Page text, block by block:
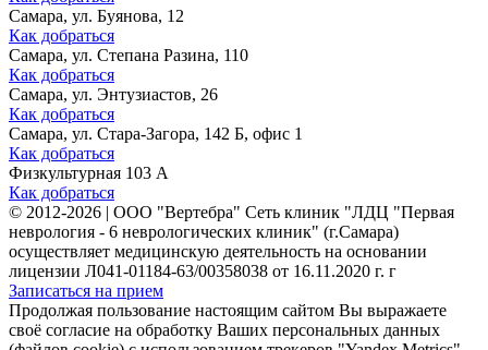
Самара, ул. Буянова, 12
Как добраться
Самара, ул. Степана Разина, 110
Как добраться
Самара, ул. Энтузиастов, 26
Как добраться
Самара, ул. Стара-Загора, 142 Б, офис 1
Как добраться
Физкультурная 103 А
Как добраться
© 2012-2026 | ООО "Вертебра" Сеть клиник "ЛДЦ "Первая
неврология - 6 неврологических клиник" (г.Самара)
осуществляет медицинскую деятельность на основании
лицензии Л041-01184-63/00358038 от 16.11.2020 г. г
Записаться на прием
Продолжая пользование настоящим сайтом Вы выражаете
своё согласие на обработку Ваших персональных данных